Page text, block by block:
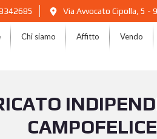
Via Avvocato Cipolla, 5 -
Chi siamo Affitto Vendo